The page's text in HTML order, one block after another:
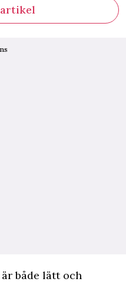
artikel
både lätt och